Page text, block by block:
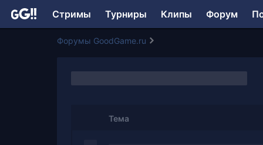
Стримы Турниры Клипы Форум
Форумы GoodGame.ru
Тема